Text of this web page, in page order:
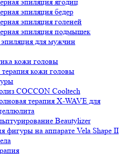
эпиляция бедер
эпиляция голеней
эпиляция подмышек
эпиляция для мужчин
кожи головы
терапия кожи головы
COCCON Cooltech
терапия X-WAVE для
Beautylizer
фигуры на аппарате Vela Shape II